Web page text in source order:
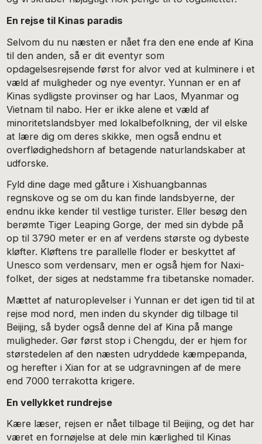
En rejse til Kinas paradis
Selvom du nu næsten er nået fra den ene ende af Kina
til den anden, så er dit eventyr som
opdagelsesrejsende først for alvor ved at kulminere i et
væld af muligheder og nye eventyr. Yunnan er en af
Kinas sydligste provinser og har Laos, Myanmar og
Vietnam til nabo. Her er ikke alene et væld af
minoritetslandsbyer med lokalbefolkning, der vil elske
at lære dig om deres skikke, men også endnu et
overflødighedshorn af betagende naturlandskaber at
udforske.
Fyld dine dage med gåture i Xishuangbannas
regnskove og se om du kan finde landsbyerne, der
endnu ikke kender til vestlige turister. Eller besøg den
berømte Tiger Leaping Gorge, der med sin dybde på
op til 3790 meter er en af verdens største og dybeste
kløfter. Kløftens tre parallelle floder er beskyttet af
Unesco som verdensarv, men er også hjem for Naxi-
folket, der siges at nedstamme fra tibetanske nomader.
Mættet af naturoplevelser i Yunnan er det igen tid til at
rejse mod nord, men inden du skynder dig tilbage til
Beijing, så byder også denne del af Kina på mange
muligheder. Gør først stop i Chengdu, der er hjem for
størstedelen af den næsten udryddede kæmpepanda,
og herefter i Xian for at se udgravningen af de mere
end 7000 terrakotta krigere.
En vellykket rundrejse
Kære læser, rejsen er nået tilbage til Beijing, og det har
været en fornøjelse at dele min kærlighed til Kinas